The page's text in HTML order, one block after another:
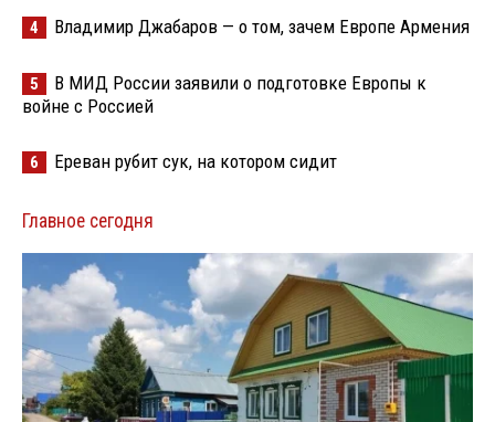
4 Владимир Джабаров — о том, зачем Европе Армения
5
В МИД России заявили о подготовке Европы к
войне с Россией
6 Ереван рубит сук, на котором сидит
Главное сегодня